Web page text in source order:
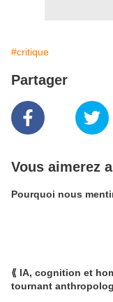
#critique
Partager
Vous aimerez
Pourquoi nous
⟪ IA, cognition et
tournant